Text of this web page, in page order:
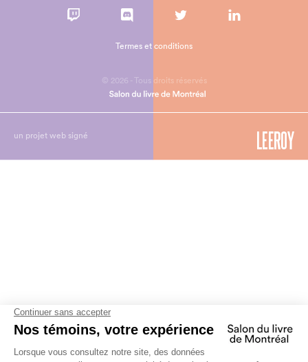
© 2026 - Tous droits réservés
Termes et conditions
un projet web signé